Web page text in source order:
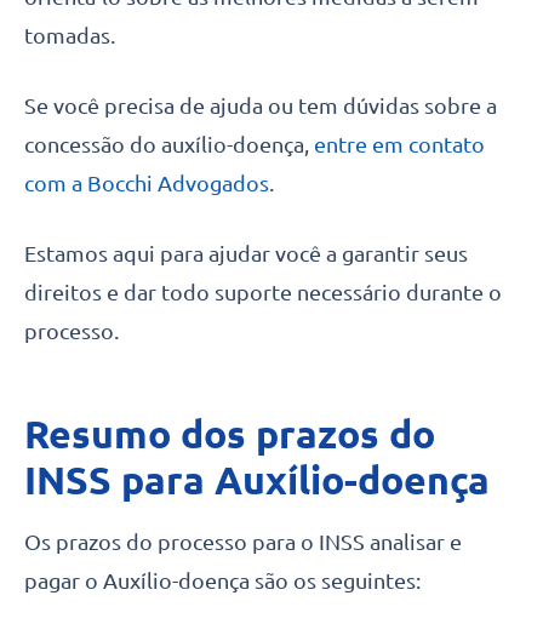
tomadas.
Se você precisa de ajuda ou tem dúvidas sobre a
concessão do auxílio-doença, entre em contato
com a Bocchi Advogados.
Estamos aqui para ajudar você a garantir seus
direitos e dar todo suporte necessário durante o
processo.
Resumo dos prazos do
INSS para Auxílio-doença
Os prazos do processo para o INSS analisar e
pagar o Auxílio-doença são os seguintes: